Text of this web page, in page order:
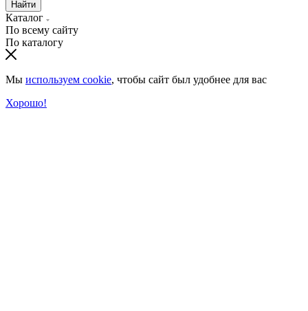
Найти
Каталог
По всему сайту
По каталогу
Мы используем cookie, чтобы сайт был удобнее для вас
Хорошо!